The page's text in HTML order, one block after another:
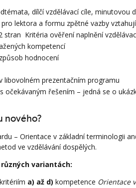
dílčí vzdělávací cíle, minutovou
lektora a formu zpětné vazby
stran Kritéria ověření naplnění
kompetencí
hodnocení
libovolném prezentačním programu
řešením – jedná se o
nového?
– Orientace v základní terminologii
ve vzdělávání dospělých.
variantách:
a) až d) kompetence Orientace